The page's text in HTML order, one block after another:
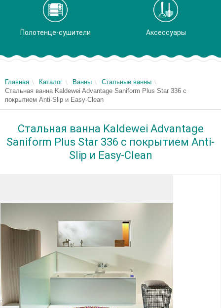
Полотенце-сушители Аксессуары
Главная Каталог Ванны
Стальные ванны
Стальная ванна Kaldewei Advantage Saniform Plus Star 336 с
покрытием Anti-Slip и Easy-Clean
Стальная ванна Kaldewei Advantage
Saniform Plus Star 336 с покрытием Anti-
Slip и Easy-Clean